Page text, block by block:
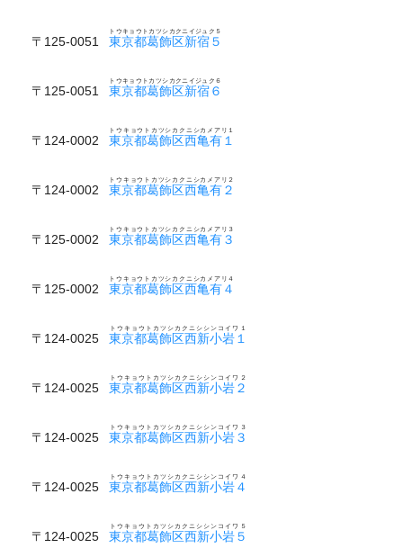
〒125-0051 東京都葛飾区新宿５
トウキョウトカツシカクニイジュク５
〒125-0051 東京都葛飾区新宿６
トウキョウトカツシカクニイジュク６
〒124-0002 東京都葛飾区西亀有１
トウキョウトカツシカクニシカメアリ１
〒124-0002 東京都葛飾区西亀有２
トウキョウトカツシカクニシカメアリ２
〒125-0002 東京都葛飾区西亀有３
トウキョウトカツシカクニシカメアリ３
〒125-0002 東京都葛飾区西亀有４
トウキョウトカツシカクニシカメアリ４
〒124-0025 東京都葛飾区西新小岩１
トウキョウトカツシカクニシシンコイワ１
〒124-0025 東京都葛飾区西新小岩２
トウキョウトカツシカクニシシンコイワ２
〒124-0025 東京都葛飾区西新小岩３
トウキョウトカツシカクニシシンコイワ３
〒124-0025 東京都葛飾区西新小岩４
トウキョウトカツシカクニシシンコイワ４
〒124-0025 東京都葛飾区西新小岩５
トウキョウトカツシカクニシシンコイワ５